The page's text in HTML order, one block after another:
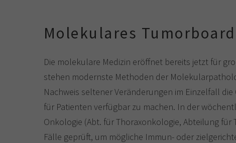
Molekulares Tumorboard
Die molekulare Medizin eröffnet bereits jetzt für
stehen modernste Methoden der
Nachweis seltener Veränderungen im Einzelfall
für Patienten verfügbar zu machen. In der
Onkologie (Abt. für Thoraxonkologie, Abteilung
Fälle geprüft, um mögliche Immun- oder